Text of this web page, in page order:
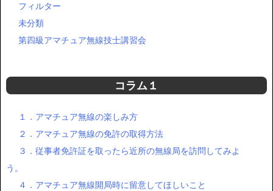
フィルター
未分類
第四級アマチュア無線技士講習会
コラム１
１．アマチュア無線の楽しみ方
２．アマチュア無線の免許の取得方法
３．従事者免許証を取ったら近所の無線局を訪問してみよ
う。
４．アマチュア無線開局時に留意してほしいこと